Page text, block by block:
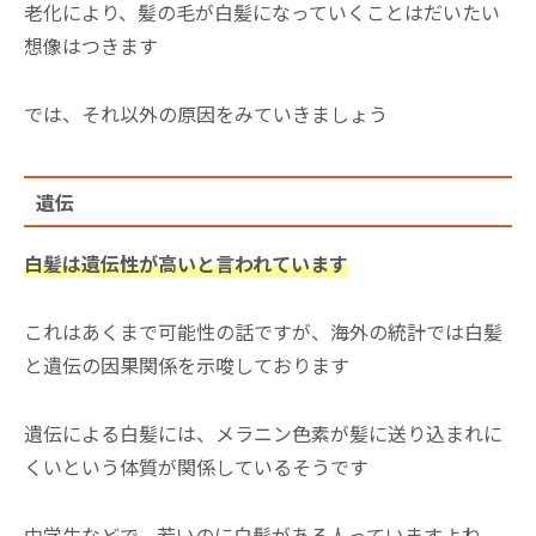
老化により、髪の毛が白髪になっていくことはだいたい
想像はつきます
では、それ以外の原因をみていきましょう
遺伝
白髪は遺伝性が高いと言われています
これはあくまで可能性の話ですが、海外の統計では白髪
と遺伝の因果関係を示唆しております
遺伝による白髪には、メラニン色素が髪に送り込まれに
くいという体質が関係しているそうです